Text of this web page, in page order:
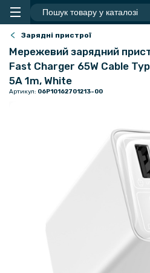
Зарядні пристрої
Мережевий зарядний
Fast Charger 65W Cable
5A 1m, White
Артикул: 06P10162701213-00